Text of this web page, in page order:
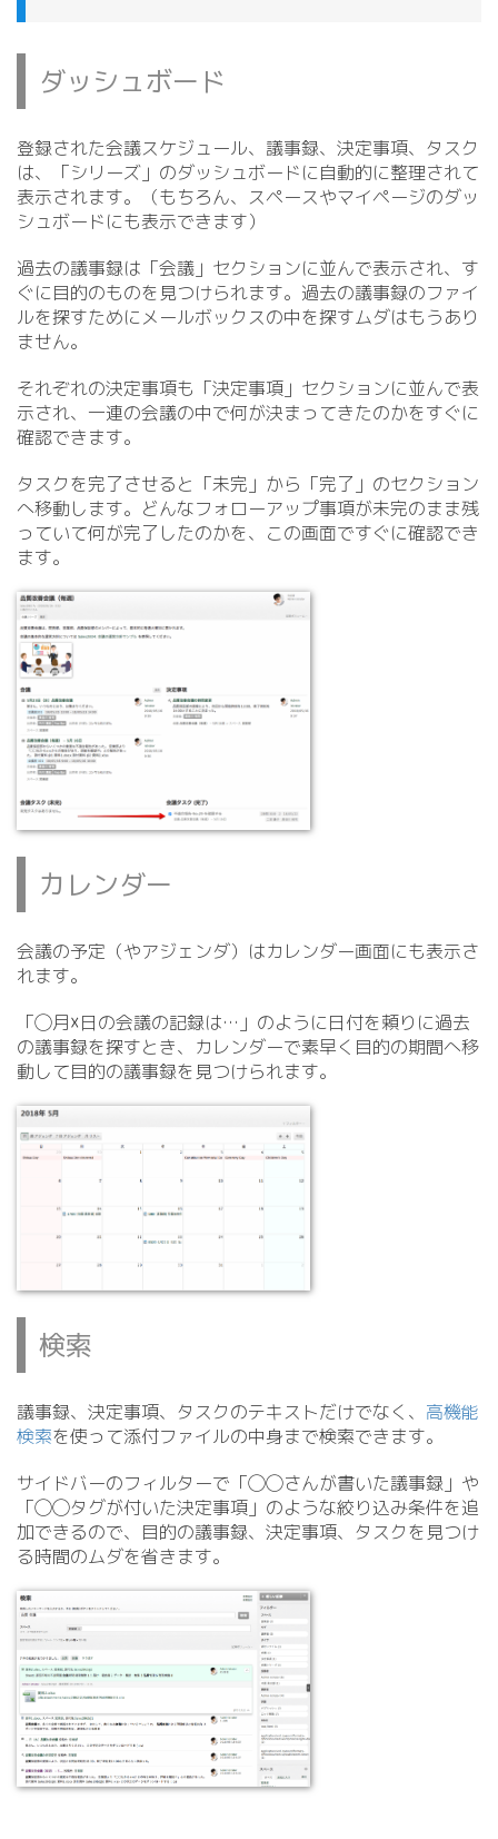
ダッシュボード
登録された会議スケジュール、議事録、決定事項、タスク
は、「シリーズ」のダッシュボードに自動的に整理されて
表示されます。（もちろん、スペースやマイページのダッ
シュボードにも表示できます）
過去の議事録は「会議」セクションに並んで表示され、す
ぐに目的のものを見つけられます。過去の議事録のファイ
ルを探すためにメールボックスの中を探すムダはもうあり
ません。
それぞれの決定事項も「決定事項」セクションに並んで表
示され、一連の会議の中で何が決まってきたのかをすぐに
確認できます。
タスクを完了させると「未完」から「完了」のセクション
へ移動します。どんなフォローアップ事項が未完のまま残
っていて何が完了したのかを、この画面ですぐに確認でき
ます。
カレンダー
会議の予定（やアジェンダ）はカレンダー画面にも表示さ
れます。
「◯月☓日の会議の記録は…」のように日付を頼りに過去
の議事録を探すとき、カレンダーで素早く目的の期間へ移
動して目的の議事録を見つけられます。
検索
議事録、決定事項、タスクのテキストだけでなく、 高機能
検索を使って添付ファイルの中身まで検索できます。
サイドバーのフィルターで「◯◯さんが書いた議事録」や
「◯◯タグが付いた決定事項」のような絞り込み条件を追
加できるので、目的の議事録、決定事項、タスクを見つけ
る時間のムダを省きます。